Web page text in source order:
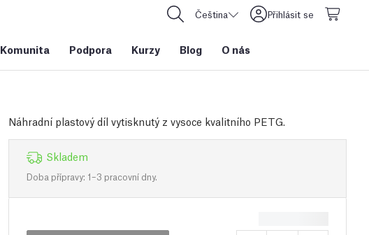
Čeština Přihlásit se
Komunita Podpora Kurzy Blog O nás
Náhradní plastový díl vytisknutý z vysoce kvalitního PETG.
Skladem
Doba přípravy: 1–3 pracovní dny.